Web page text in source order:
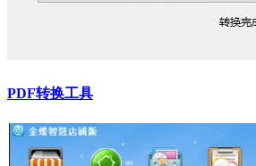
PDF转换工具